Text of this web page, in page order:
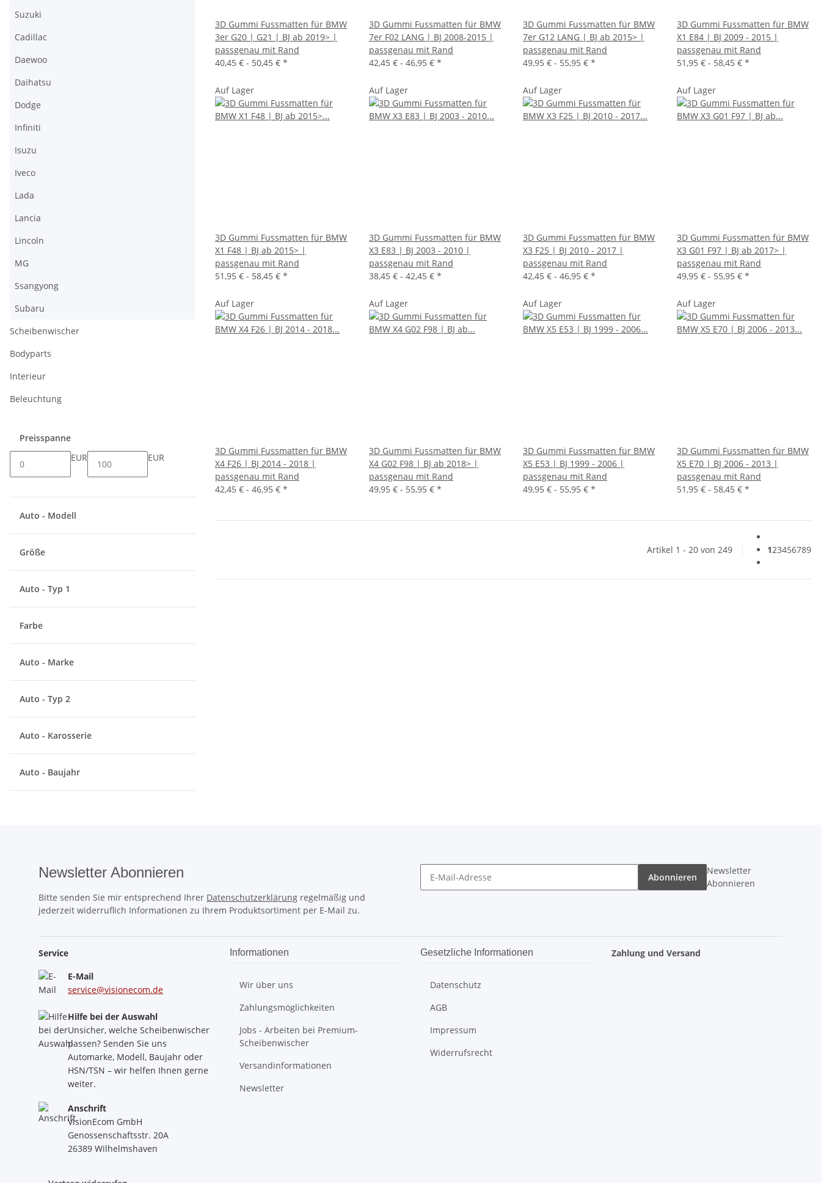
3D Gummi Fussmatten für BMW
3er G20 | G21 | BJ ab 2019> |
passgenau mit Rand
40,45 € - 50,45 € *
3D Gummi Fussmatten für BMW
7er F02 LANG | BJ 2008-2015 |
passgenau mit Rand
42,45 € - 46,95 € *
3D Gummi Fussmatten für BMW
7er G12 LANG | BJ ab 2015> |
passgenau mit Rand
49,95 € - 55,95 € *
3D Gummi Fussmatten für BMW
X1 E84 | BJ 2009 - 2015 |
passgenau mit Rand
51,95 € - 58,45 € *
Auf Lager
3D Gummi Fussmatten für BMW
X1 F48 | BJ ab 2015> |
passgenau mit Rand
51,95 € - 58,45 € *
Auf Lager
3D Gummi Fussmatten für BMW
X3 E83 | BJ 2003 - 2010 |
passgenau mit Rand
38,45 € - 42,45 € *
Auf Lager
3D Gummi Fussmatten für BMW
X3 F25 | BJ 2010 - 2017 |
passgenau mit Rand
42,45 € - 46,95 € *
Auf Lager
3D Gummi Fussmatten für BMW
X3 G01 F97 | BJ ab 2017> |
passgenau mit Rand
49,95 € - 55,95 € *
Auf Lager
3D Gummi Fussmatten für BMW
X4 F26 | BJ 2014 - 2018 |
passgenau mit Rand
42,45 € - 46,95 € *
Auf Lager
3D Gummi Fussmatten für BMW
X4 G02 F98 | BJ ab 2018> |
passgenau mit Rand
49,95 € - 55,95 € *
Auf Lager
3D Gummi Fussmatten für BMW
X5 E53 | BJ 1999 - 2006 |
passgenau mit Rand
49,95 € - 55,95 € *
Auf Lager
3D Gummi Fussmatten für BMW
X5 E70 | BJ 2006 - 2013 |
passgenau mit Rand
51,95 € - 58,45 € *
Artikel 1 - 20 von 249 123456789
Suzuki
Cadillac
Daewoo
Daihatsu
Dodge
Infiniti
Isuzu
Iveco
Lada
Lancia
Lincoln
MG
Ssangyong
Subaru
Scheibenwischer
Bodyparts
Interieur
Beleuchtung
Preisspanne
EUR
EUR
Auto - Modell
Größe
Auto - Typ 1
Farbe
Auto - Marke
Auto - Typ 2
Auto - Karosserie
Auto - Baujahr
Newsletter Abonnieren
Bitte senden Sie mir entsprechend Ihrer Datenschutzerklärung regelmäßig und
jederzeit widerruflich Informationen zu Ihrem Produktsortiment per E-Mail zu.
Abonnieren
Newsletter
Abonnieren
Service
E-Mail
service@visionecom.de
Hilfe bei der Auswahl
Unsicher, welche Scheibenwischer
passen? Senden Sie uns
Automarke, Modell, Baujahr oder
HSN/TSN – wir helfen Ihnen gerne
weiter.
Anschrift
VisionEcom GmbH
Genossenschaftsstr. 20A
26389 Wilhelmshaven
Informationen
Wir über uns
Zahlungsmöglichkeiten
Jobs - Arbeiten bei Premium-
Scheibenwischer
Versandinformationen
Newsletter
Gesetzliche Informationen
Datenschutz
AGB
Impressum
Widerrufsrecht
Zahlung und Versand